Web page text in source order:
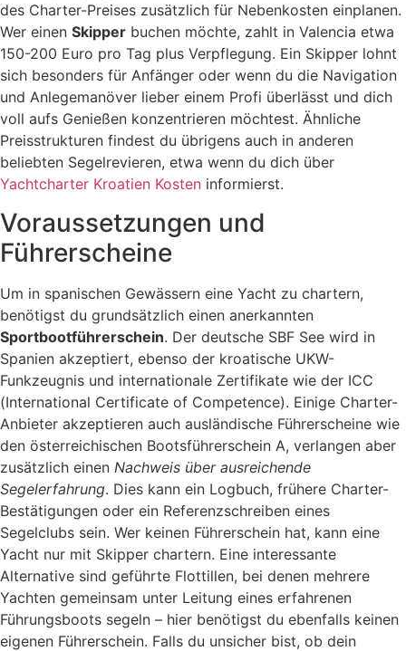
des Charter-Preises zusätzlich für Nebenkosten einplanen.
Wer einen Skipper buchen möchte, zahlt in Valencia etwa
150-200 Euro pro Tag plus Verpflegung. Ein Skipper lohnt
sich besonders für Anfänger oder wenn du die Navigation
und Anlegemanöver lieber einem Profi überlässt und dich
voll aufs Genießen konzentrieren möchtest. Ähnliche
Preisstrukturen findest du übrigens auch in anderen
beliebten Segelrevieren, etwa wenn du dich über
Yachtcharter Kroatien Kosten informierst.
Voraussetzungen und
Führerscheine
Um in spanischen Gewässern eine Yacht zu chartern,
benötigst du grundsätzlich einen anerkannten
Sportbootführerschein. Der deutsche SBF See wird in
Spanien akzeptiert, ebenso der kroatische UKW-
Funkzeugnis und internationale Zertifikate wie der ICC
(International Certificate of Competence). Einige Charter-
Anbieter akzeptieren auch ausländische Führerscheine wie
den österreichischen Bootsführerschein A, verlangen aber
zusätzlich einen Nachweis über ausreichende
Segelerfahrung. Dies kann ein Logbuch, frühere Charter-
Bestätigungen oder ein Referenzschreiben eines
Segelclubs sein. Wer keinen Führerschein hat, kann eine
Yacht nur mit Skipper chartern. Eine interessante
Alternative sind geführte Flottillen, bei denen mehrere
Yachten gemeinsam unter Leitung eines erfahrenen
Führungsboots segeln – hier benötigst du ebenfalls keinen
eigenen Führerschein. Falls du unsicher bist, ob dein